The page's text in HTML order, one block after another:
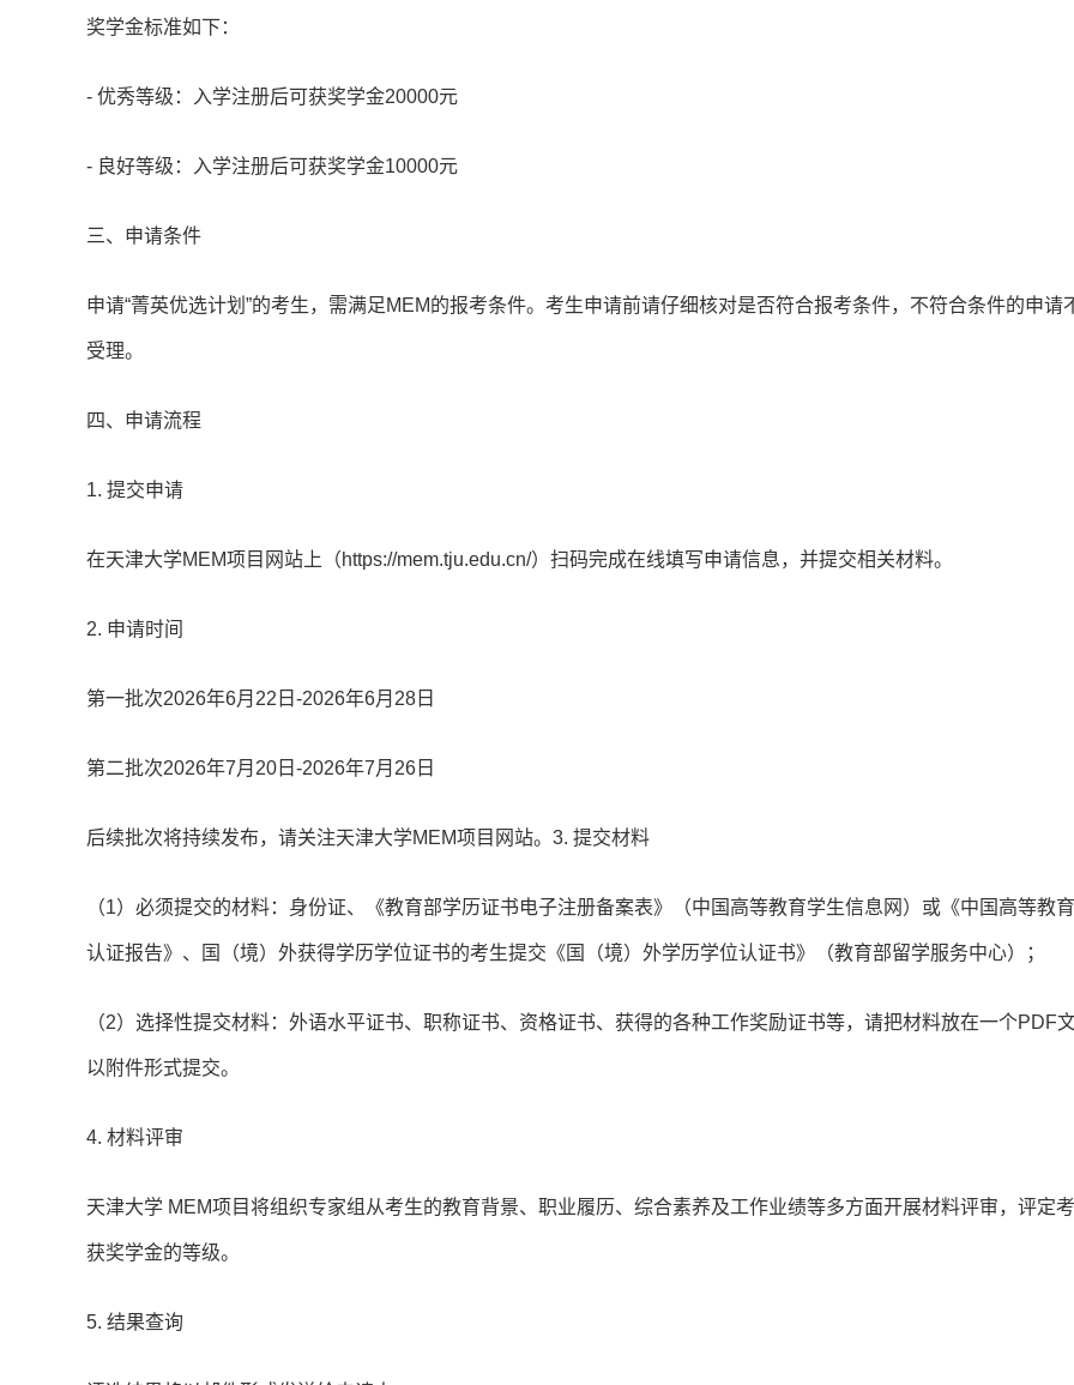
奖学金标准如下：
- 优秀等级：入学注册后可获奖学金20000元
- 良好等级：入学注册后可获奖学金10000元
三、申请条件
申请“菁英优选计划”的考生，需满足MEM的报考条件。考生申请前请仔细核对是否符合报考条件，不符合条件的申请
受理。
四、申请流程
1. 提交申请
在天津大学MEM项目网站上（https://mem.tju.edu.cn/）扫码完成在线填写申请信息，并提交相关材料。
2. 申请时间
第一批次2026年6月22日-2026年6月28日
第二批次2026年7月20日-2026年7月26日
后续批次将持续发布，请关注天津大学MEM项目网站。3. 提交材料
（1）必须提交的材料：身份证、《教育部学历证书电子注册备案表》（中国高等教育学生信息网）或《中国高等教
认证报告》、国（境）外获得学历学位证书的考生提交《国（境）外学历学位认证书》（教育部留学服务中心）；
（2）选择性提交材料：外语水平证书、职称证书、资格证书、获得的各种工作奖励证书等，请把材料放在一个PDF
以附件形式提交。
4. 材料评审
天津大学 MEM项目将组织专家组从考生的教育背景、职业履历、综合素养及工作业绩等多方面开展材料评审，评定
获奖学金的等级。
5. 结果查询